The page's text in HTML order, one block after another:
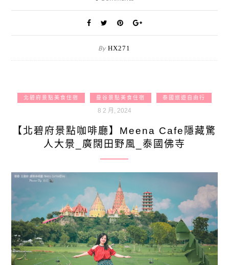
By HX271
北碧府景點美食住宿 曼谷景點美食住宿 泰國旅遊自由行
8 2 月, 2024
【北碧府景點咖啡廳】Meena Cafe隱藏驚
人大景_廣闊田野風_泰國佛寺